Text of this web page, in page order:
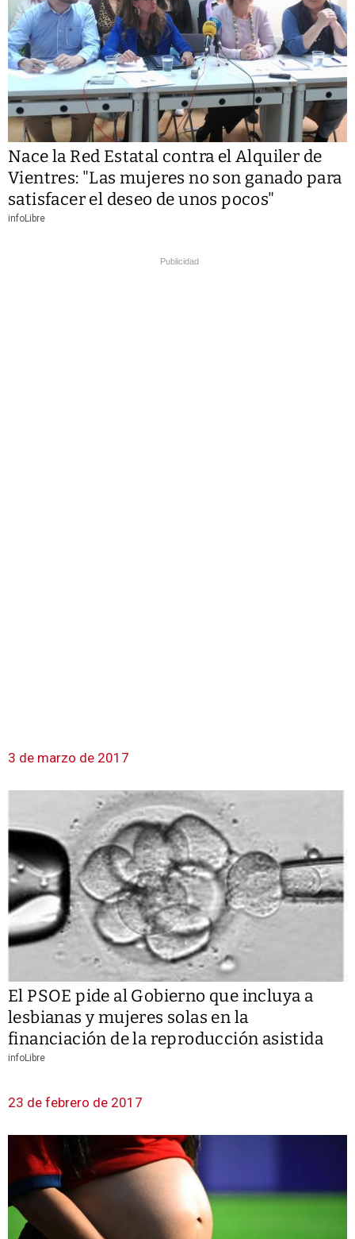
Nace la Red Estatal contra el Alquiler de
Vientres: "Las mujeres no son ganado para
satisfacer el deseo de unos pocos"
infoLibre
Publicidad
3 de marzo de 2017
El PSOE pide al Gobierno que incluya a
lesbianas y mujeres solas en la
financiación de la reproducción asistida
infoLibre
23 de febrero de 2017